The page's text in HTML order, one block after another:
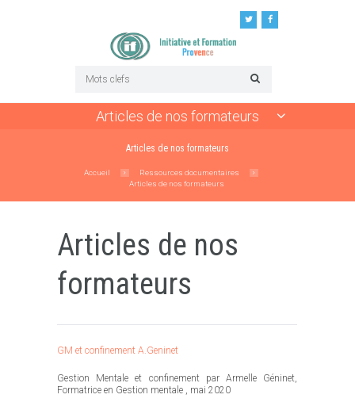
Articles de nos formateurs
Articles de nos formateurs
Accueil
Ressources documentaires
Articles de nos formateurs
Articles de nos
formateurs
GM et confinement A.Geninet
Gestion Mentale et confinement par Armelle Géninet,
Formatrice en Gestion mentale , mai 2020